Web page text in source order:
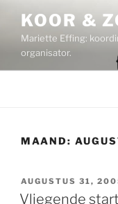
inhoud
KOOR &
Mariette Effing:
organisator.
MAAND:
GEPLAATST
OP
AUGUSTUS 31,
Vliegende